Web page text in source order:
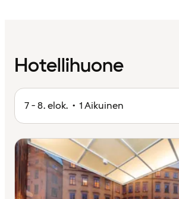
Hotellihuone
7 - 8. elok. • 1 Aikuinen